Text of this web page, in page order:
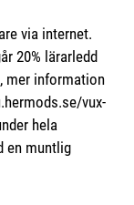
via internet.
20% lärarledd
mer information
vux-
hela
en muntlig